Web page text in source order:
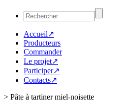
Accueil↗
Producteurs
Commander
Le projet↗
Participer↗
Contacts↗
> Pâte à tartiner miel-noisette